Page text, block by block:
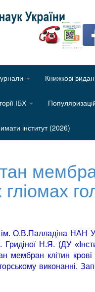
Оберіть свою мову
Книжкові
ІБХ
інститут (2026)
ім. О.В.Палладіна
Н.Я. (ДУ
клітин крові
виконанні.